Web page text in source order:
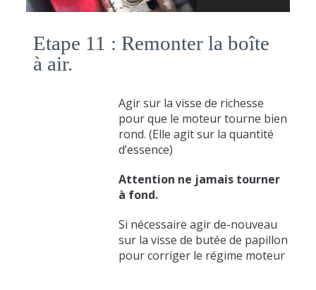
Etape 11 : Remonter la boîte
à air.
Agir sur la visse de richesse
pour que le moteur tourne bien
rond. (Elle agit sur la quantité
d’essence)
Attention ne jamais tourner
à fond.
Si nécessaire agir de-nouveau
sur la visse de butée de papillon
pour corriger le régime moteur